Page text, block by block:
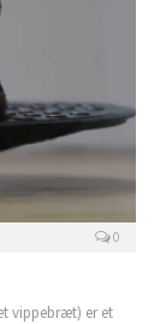
0
vippebræt) er et